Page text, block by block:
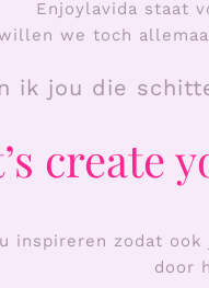
Enjoylavida staat
we toch
ik jou die
create
inspireren zodat
door